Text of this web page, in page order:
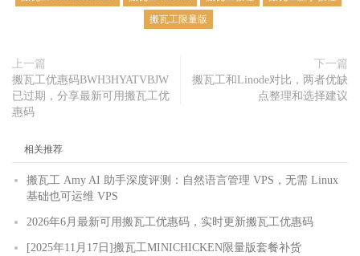
搬瓦工限量版
上一篇
搬瓦工优惠码BWH3HYATVBJW
已过期，分享最新可用搬瓦工优
惠码
下一篇
搬瓦工和Linode对比，两者优缺
点整理和选择建议
相关推荐
搬瓦工 Amy AI 助手深度评测：自然语言管理 VPS，无需 Linux
基础也可运维 VPS
2026年6月最新可用搬瓦工优惠码，实时更新搬瓦工优惠码
[2025年11月17日]搬瓦工MINICHICKEN限量版套餐补货